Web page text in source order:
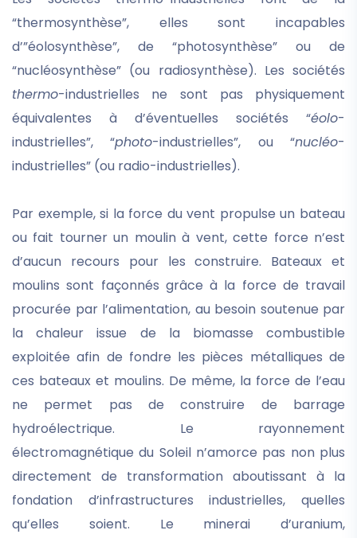
“thermosynthèse”, elles sont incapables
d’”éolosynthèse”, de “photosynthèse” ou de
“nucléosynthèse” (ou radiosynthèse). Les sociétés
thermo-industrielles ne sont pas physiquement
équivalentes à d’éventuelles sociétés “éolo-
industrielles”, “photo-industrielles”, ou “nucléo-
industrielles” (ou radio-industrielles).
Par exemple, si la force du vent propulse un bateau
ou fait tourner un moulin à vent, cette force n’est
d’aucun recours pour les construire. Bateaux et
moulins sont façonnés grâce à la force de travail
procurée par l’alimentation, au besoin soutenue par
la chaleur issue de la biomasse combustible
exploitée afin de fondre les pièces métalliques de
ces bateaux et moulins. De même, la force de l’eau
ne permet pas de construire de barrage
hydroélectrique. Le rayonnement
électromagnétique du Soleil n’amorce pas non plus
directement de transformation aboutissant à la
fondation d’infrastructures industrielles, quelles
qu’elles soient. Le minerai d’uranium,